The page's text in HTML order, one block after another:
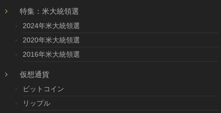
特集：米大統領選
2024年米大統領選
2020年米大統領選
2016年米大統領選
仮想通貨
ビットコイン
リップル